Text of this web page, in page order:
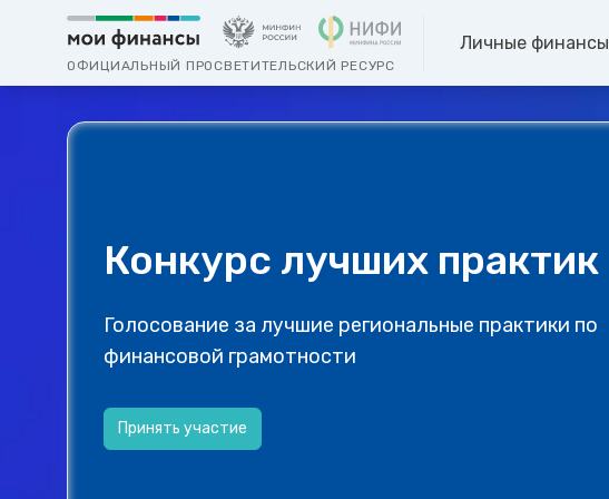
ОФИЦИАЛЬНЫЙ ПРОСВЕТИТЕЛЬСКИЙ РЕСУРС
Личные финансы
Конкурс лучших практик
Голосование за лучшие региональные практики по
финансовой грамотности
Принять участие